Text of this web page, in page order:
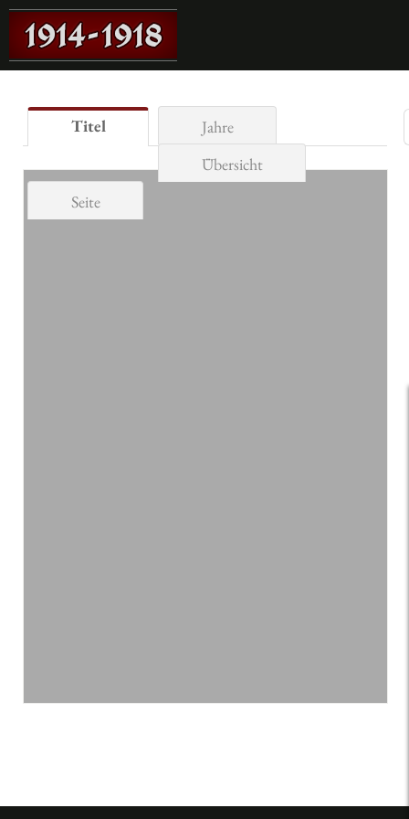
Titel
Jahre
Übersicht
Seite